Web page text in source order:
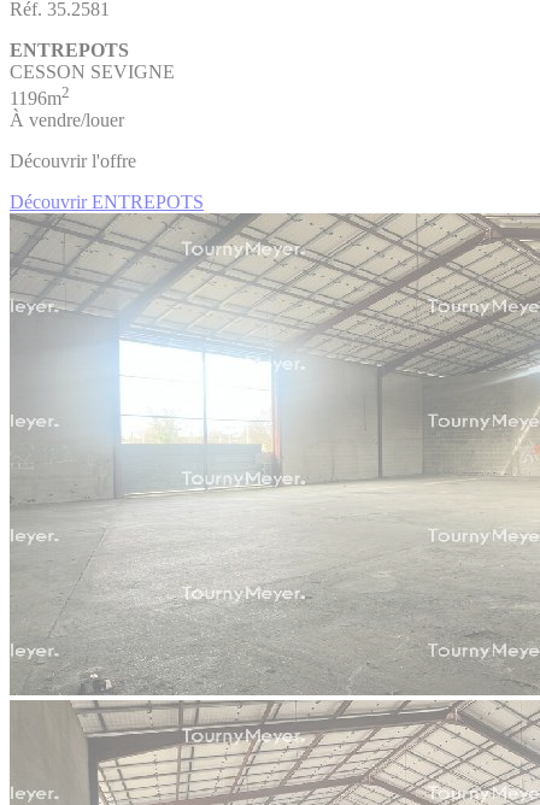
Réf. 35.2581
ENTREPOTS
CESSON SEVIGNE
1196m2
À vendre/louer
Découvrir l'offre
Découvrir ENTREPOTS